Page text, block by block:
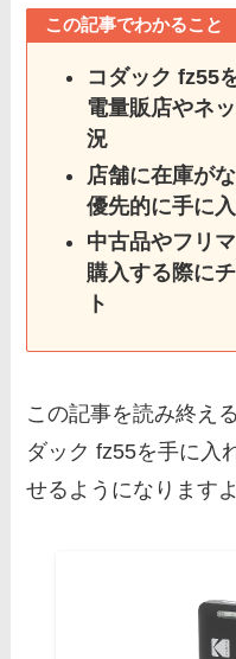
この記事でわかること
コダック fz55
電量販店やネ
況
店舗に在庫が
優先的に手に
中古品やフリ
購入する際に
ト
この記事を読み終え
ダック fz55を手に入
せるようになりますよ